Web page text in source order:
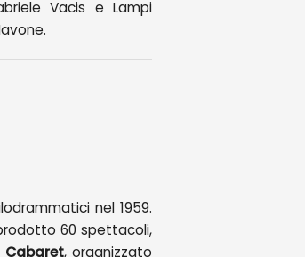
Vacis e Lampi
nel 1959.
60 spettacoli,
Cabaret, organizzato